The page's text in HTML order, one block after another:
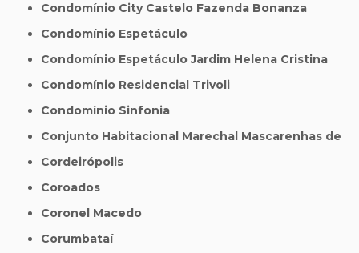
Condomínio City Castelo Fazenda Bonanza
Condomínio Espetáculo
Condomínio Espetáculo Jardim Helena Cristina
Condomínio Residencial Trivoli
Condomínio Sinfonia
Conjunto Habitacional Marechal Mascarenhas de
Cordeirópolis
Coroados
Coronel Macedo
Corumbataí